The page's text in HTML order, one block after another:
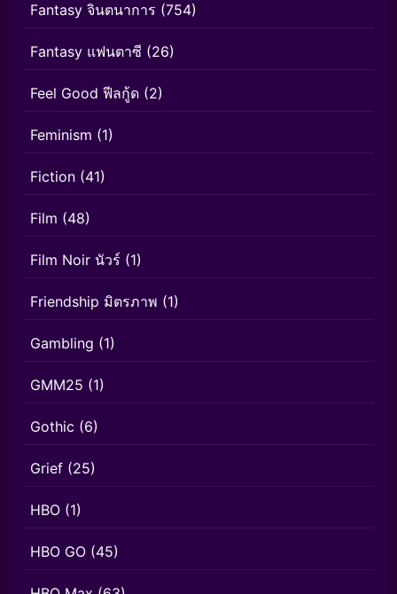
Fantasy จินตนาการ (754)
Fantasy แฟนตาซี (26)
Feel Good ฟีลกู้ด (2)
Feminism (1)
Fiction (41)
Film (48)
Film Noir นัวร์ (1)
Friendship มิตรภาพ (1)
Gambling (1)
GMM25 (1)
Gothic (6)
Grief (25)
HBO (1)
HBO GO (45)